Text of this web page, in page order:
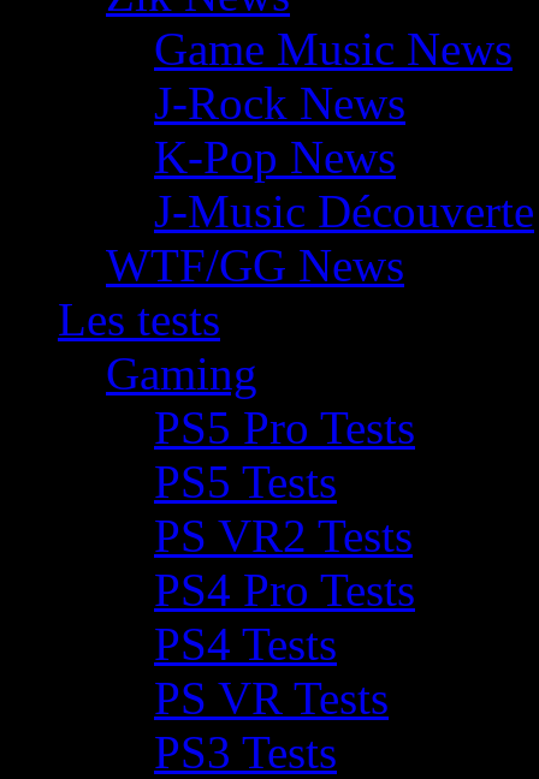
Game Music News
J-Rock News
K-Pop News
J-Music Découverte
WTF/GG News
Les tests
Gaming
PS5 Pro Tests
PS5 Tests
PS VR2 Tests
PS4 Pro Tests
PS4 Tests
PS VR Tests
PS3 Tests